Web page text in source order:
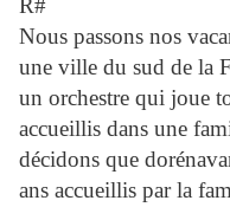
R#
Nous passons nos
une ville du sud de la
un orchestre qui joue
accueillis dans une
décidons que
ans accueillis par la